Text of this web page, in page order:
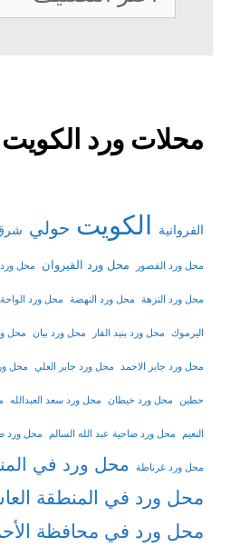
محلات ورد الكويت
الفروانية الكويت حولي
محل ورد القصور محل ورد القيروان محل ورد
محل ورد النزهة محل ورد النهضة محل ورد الواحة
اليرموك محل ورد بنيد القار محل ورد بيان محل
محل ورد جابر الاحمد محل ورد جابر العلي محل
حطين محل ورد خيطان محل ورد سعد العبدالله
النعيم محل ورد ضاحية عبد الله السالم محل ورد
محل ورد غرناطة
محل ورد في
محل ورد في المنطقة
محل ورد في محافظة